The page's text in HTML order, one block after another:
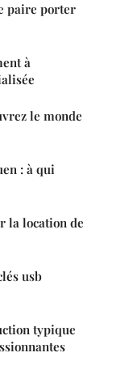
paire porter
à
le monde
: à qui
la location de
usb
typique